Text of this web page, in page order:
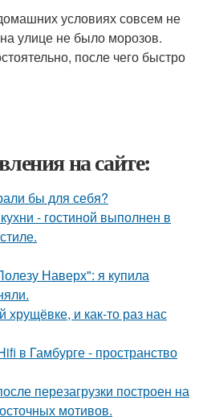
условиях совсем не
улице не было морозов.
после чего быстро
на сайте:
бы для себя?
- гостиной выполнен в
Наверх": я купила
и как-то раз нас
в Гамбурге - пространство
перезагрузки построен на
мотивов.